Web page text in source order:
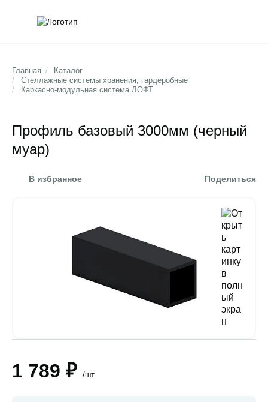
Главная /
Каталог
/
Стеллажные системы хранения, гардеробные
/
Каркасно-модульная система ЛОФТ
Профиль базовый 3000мм (черный
муар)
В избранное Поделиться
1 789 ₽ /шт